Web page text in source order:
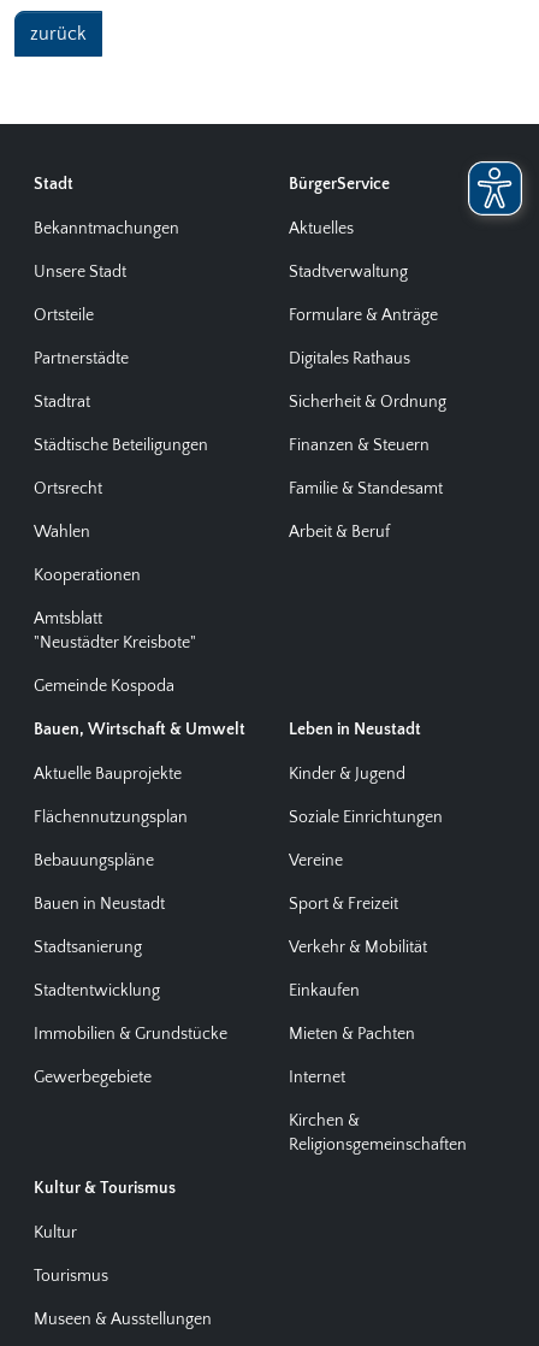
zurück
Stadt
Bekanntmachungen
Unsere Stadt
Ortsteile
Partnerstädte
Stadtrat
Städtische Beteiligungen
Ortsrecht
Wahlen
Kooperationen
Amtsblatt
"Neustädter Kreisbote"
Gemeinde Kospoda
BürgerService
Aktuelles
Stadtverwaltung
Formulare & Anträge
Digitales Rathaus
Sicherheit & Ordnung
Finanzen & Steuern
Familie & Standesamt
Arbeit & Beruf
Bauen, Wirtschaft & Umwelt
Aktuelle Bauprojekte
Flächennutzungsplan
Bebauungspläne
Bauen in Neustadt
Stadtsanierung
Stadtentwicklung
Immobilien & Grundstücke
Gewerbegebiete
Leben in Neustadt
Kinder & Jugend
Soziale Einrichtungen
Vereine
Sport & Freizeit
Verkehr & Mobilität
Einkaufen
Mieten & Pachten
Internet
Kirchen &
Religionsgemeinschaften
Kultur & Tourismus
Kultur
Tourismus
Museen & Ausstellungen